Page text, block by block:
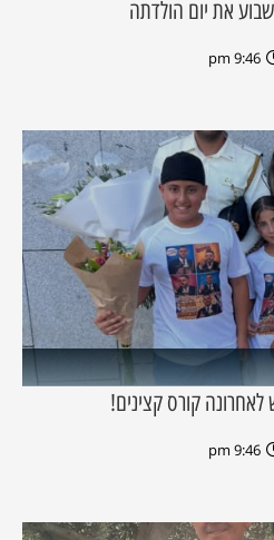
את יום הולדתה
9:46 pm
קורס קצינים!
9:46 pm